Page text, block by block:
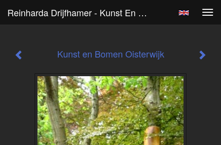
Reinharda Drijfhamer - Kunst En Bomen Oisterwijk
Kunst en Bomen Oisterwijk